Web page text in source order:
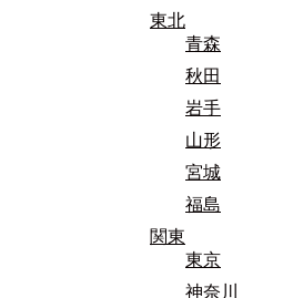
東北
青森
秋田
岩手
山形
宮城
福島
関東
東京
神奈川